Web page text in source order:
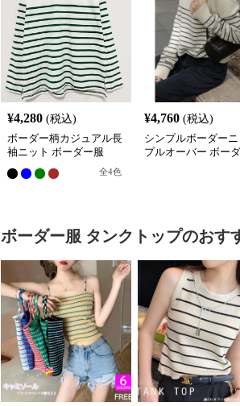
¥4,280 (税込)
ボーダー柄カジュアル長
袖ニット ボーダー服
全4色
¥4,760 (税込)
シンプルボーダーニ
プルオーバー ボー
ボーダー服 タンクトップのおす